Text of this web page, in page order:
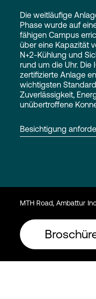
Über uns
Language
Login
Die weitläufige
Phase wurde auf
fähigen Campus
über eine Kapazität
N+2-Kühlung und
rund um die Uhr. Die
zertifizierte Anlage
wichtigsten
Zuverlässigkeit,
unübertroffene
Besichtigung
MTH Road, Ambattur